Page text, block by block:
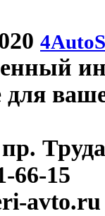
для
66-15
avto.ru